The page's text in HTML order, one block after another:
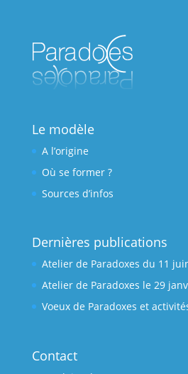
Le modèle
A l’origine
Où se former ?
Sources d’infos
Dernières publications
Atelier de Paradoxes du 11
Atelier de Paradoxes le 29
Voeux de Paradoxes et
Contact